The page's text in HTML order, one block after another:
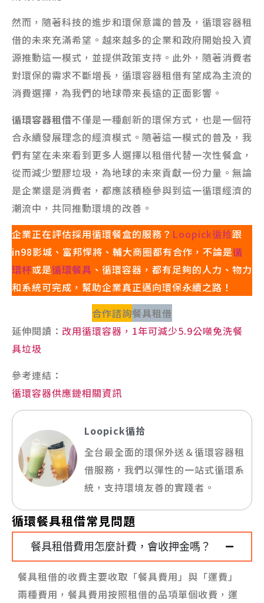
然而，隨著科技的進步和環保意識的普及，循環容器租
借的未來充滿希望。越來越多的企業和政府開始投入資
源推動這一模式，並提供政策支持。此外，隨著消費者
對環保的需求不斷增長，循環容器租借有望成為主流的
消費選擇，為我們的地球帶來長遠的正面影響。
循環容器租借不僅是一種創新的環保方式，也是一個符
合永續發展理念的經濟模式。隨著這一模式的普及，我
們有望在未來看到更多人選擇以租借代替一次性餐盒，
從而減少塑膠垃圾，為地球的未來貢獻一份力量。無論
是企業還是消費者，都應該積極參與到這一循環經濟的
潮流中，共同推動環境的改善。
企業正在評估採用循環餐盒的服務？ Loopick循拾跟
in98影城、富邦悍將、輔大商圈都有合作，不論是循
環杯或是循環餐具 、循環容器，都有足夠的人力、物力
和系統可完成，幫助企業真正邁向環保永續之路！
合作諮詢餐具租借
延伸閱讀： 改用循環容器，1年可減少5.9公噸免洗餐
具垃圾
參考連結：
循環容器供應鏈相關資訊
Loopick循拾
全台最全面的環保外送＆循環容器租
借服務，我們以彈性的一站式循環系
統，支持環境友善的實踐者。
循環餐具租借常見問題
餐具租借費用怎麼計費，會收押金嗎？
餐具租借的收費主要收取「餐具費用」與「運費」
兩種費用，餐具費用按照租借的品項單個收費，運